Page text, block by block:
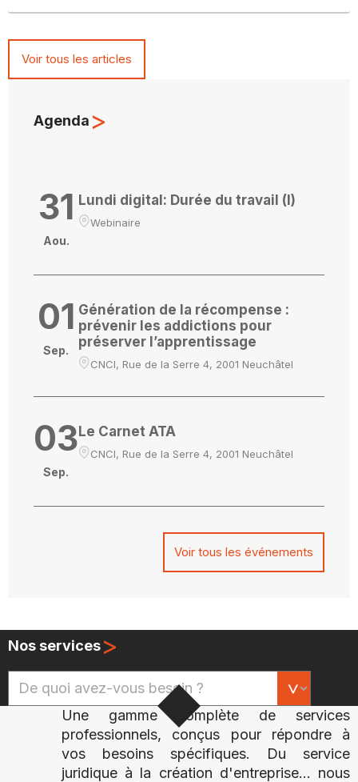
Voir tous les articles
Agenda >
31
Aou.
Lundi digital: Durée du travail (I)
Webinaire
01
Sep.
Génération de la récompense :
prévenir les addictions pour
préserver l’apprentissage
CNCI, Rue de la Serre 4, 2001 Neuchâtel
03
Sep.
Le Carnet ATA
CNCI, Rue de la Serre 4, 2001 Neuchâtel
Voir tous les événements
Nos services>
Une gamme complète de services
professionnels, conçus pour répondre à
vos besoins spécifiques. Du service
juridique à la création d'entreprise... nous